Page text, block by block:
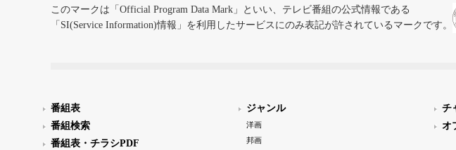
このマークは「Official Program Data Mark」といい、テレビ番組の公式情報である
「SI(Service Information)情報」を利用したサービスにのみ表記が許されているマークです。
番組表
番組検索
番組表・チラシPDF
ジャンル
洋画
邦画
チ
オ